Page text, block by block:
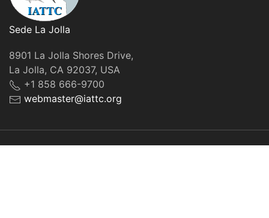
Sede La Jolla
8901 La Jolla Shores Drive,
La Jolla, CA 92037, USA
+1 858 666-9700
webmaster@iattc.org
© IATTC, 2022-2026